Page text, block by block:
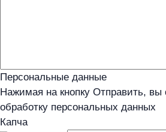
Персональные данные
Нажимая на кнопку Отправить, вы
обработку персональных данных
Капча